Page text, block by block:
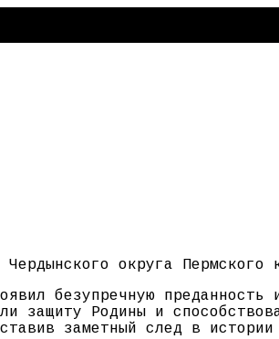
округа
безупречную
защиту Родины и
заметный след в